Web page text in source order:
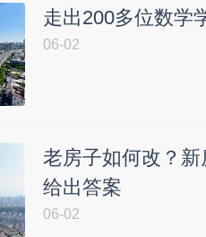
走出200多位数学
06-02
老房子如何改？新
给出答案
06-02